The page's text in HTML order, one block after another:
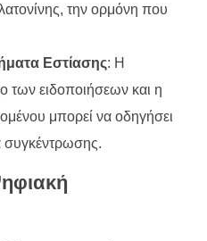
την ορμόνη που
Εστίασης: Η
των ειδοποιήσεων και η
μπορεί να οδηγήσει
συγκέντρωσης.